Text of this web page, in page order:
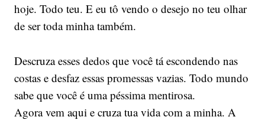
hoje. Todo teu. E eu tô vendo o desejo no teu olhar
de ser toda minha também.
Descruza esses dedos que você tá escondendo nas
costas e desfaz essas promessas vazias. Todo mundo
sabe que você é uma péssima mentirosa.
Agora vem aqui e cruza tua vida com a minha. A